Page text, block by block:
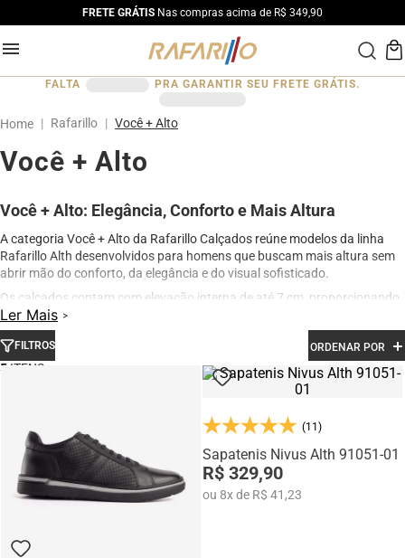
FRETE GRÁTIS Nas compras acima de R$ 349,90
FALTA PRA GARANTIR SEU FRETE GRÁTIS.
Rafarillo Você + Alto
Você + Alto
Você + Alto: Elegância, Conforto e Mais Altura
A categoria Você + Alto da Rafarillo Calçados reúne modelos da linha
Rafarillo Alth desenvolvidos para homens que buscam mais altura sem
abrir mão do conforto, da elegância e do visual sofisticado.
Os calçados contam com elevação interna de até 7 cm, proporcionando
aumento de altura de forma discreta e natural. Produzidos em couro
legítimo e com acabamento premium, os modelos oferecem excelente
conforto para uso diário, além de design moderno para ocasiões sociais,
profissionais e casuais.
Na categoria Você + Alto, você encontra sapatos sociais, casuais,
desenvolvidos para garantir mais confiança, postura e estilo em
qualquer momento do dia.
Ler Mais
FILTROS ORDENAR POR
5
(11)
Sapatenis Nivus Alth 91051-01
R$ 329,90
ou 8xde R$ 41,23